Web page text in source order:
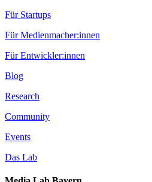
Für Startups
Für Medienmacher:innen
Für Entwickler:innen
Blog
Research
Community
Events
Das Lab